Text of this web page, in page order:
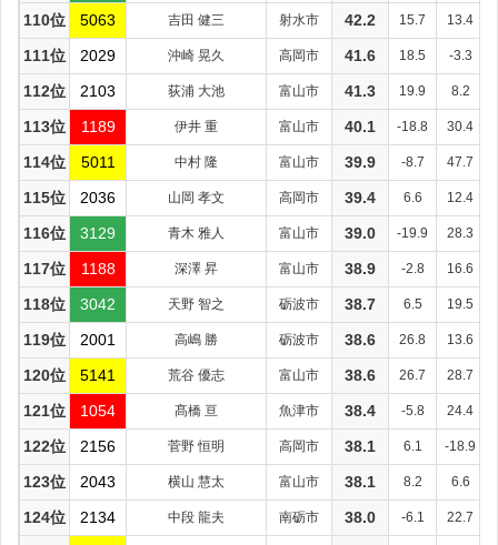
110位 5063 吉田 健三 射水市 42.2 15.7 13.4
111位 2029 沖崎 晃久 高岡市 41.6 18.5 -3.3
112位 2103 荻浦 大池 富山市 41.3 19.9 8.2
113位 1189 伊井 重 富山市 40.1 -18.8 30.4
114位 5011 中村 隆 富山市 39.9 -8.7 47.7
115位 2036 山岡 孝文 高岡市 39.4 6.6 12.4
116位 3129 青木 雅人 富山市 39.0 -19.9 28.3
117位 1188 深澤 昇 富山市 38.9 -2.8 16.6
118位 3042 天野 智之 砺波市 38.7 6.5 19.5
119位 2001 高嶋 勝 砺波市 38.6 26.8 13.6
120位 5141 荒谷 優志 富山市 38.6 26.7 28.7
121位 1054 髙橋 亘 魚津市 38.4 -5.8 24.4
122位 2156 菅野 恒明 高岡市 38.1 6.1 -18.9
123位 2043 横山 慧太 富山市 38.1 8.2 6.6
124位 2134 中段 龍夫 南砺市 38.0 -6.1 22.7